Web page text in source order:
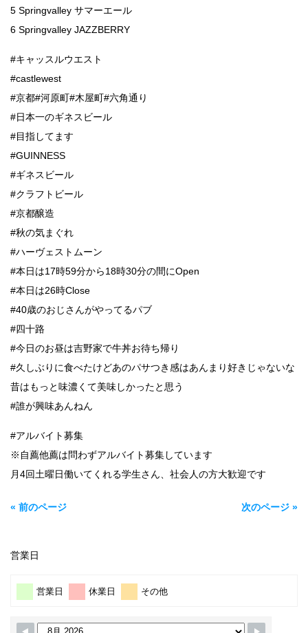
5 Springvalley サマーエール
6 Springvalley JAZZBERRY
#キャッスルウエスト
#castlewest
#京都#河原町#木屋町#六角通り
#日本一のギネスビール
#目指してます
#GUINNESS
#ギネスビール
#クラフトビール
#京都醸造
#秋の気まぐれ
#ハーヴェストムーン
#本日は17時59分から18時30分の間にOpen
#本日は26時Close
#40歳のおじさんがやってるパブ
#四十路
#今日のお昼は吉野家で牛丼お待ち帰り
#久しぶりに食べたけどあのパサつき感はあんまり好きじゃないな
昔はもっと味濃くて美味しかったと思う
#誰が興味あんねん
#アルバイト募集
※自薦他薦は問わずアルバイト募集しています
月4回土曜日働いてくれる学生さん、社会人の方大歓迎です
« 前のページ 次のページ »
営業日
営業日 休業日 その他